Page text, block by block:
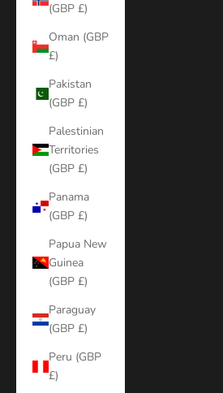
(GBP £)
Oman (GBP
£)
Pakistan
(GBP £)
Palestinian
Territories
(GBP £)
Panama
(GBP £)
Papua New
Guinea
(GBP £)
Paraguay
(GBP £)
Peru (GBP
£)